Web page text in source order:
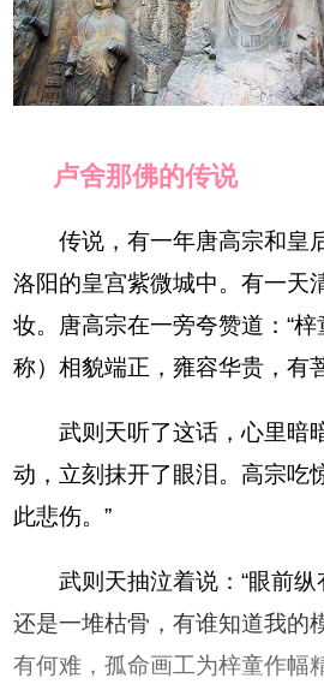
卢舍那佛的传说
传说，有一年唐高宗和皇
洛阳的皇宫紫微城中。有一天
妆。唐高宗在一旁夸赞道：“
称）相貌端正，雍容华贵，有
武则天听了这话，心里暗
动，立刻抹开了眼泪。高宗吃
此悲伤。”
武则天抽泣着说：“眼前纵
还是一堆枯骨，有谁知道我的
有何难，孤命画工为梓童作幅